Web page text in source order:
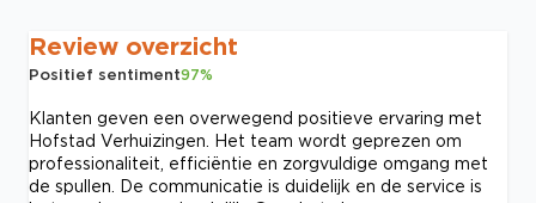
Review overzicht
Positief sentiment97%
Klanten geven een overwegend positieve ervaring met
Hofstad Verhuizingen. Het team wordt geprezen om
professionaliteit, efficiëntie en zorgvuldige omgang met
de spullen. De communicatie is duidelijk en de service is